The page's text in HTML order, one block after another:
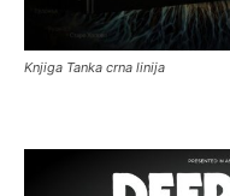
Knjiga Tanka crna linija